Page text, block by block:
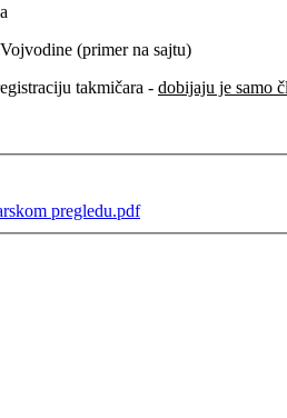
(primer na sajtu)
takmičara - dobijaju je samo
pregledu.pdf